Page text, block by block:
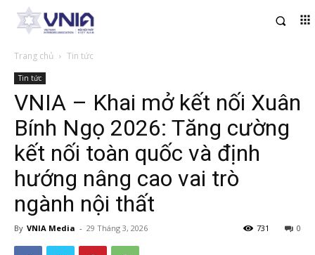
Trang chủ Tin tức
Tin tức
VNIA – Khai mở kết nối Xuân
Bính Ngọ 2026: Tăng cường
kết nối toàn quốc và định
hướng nâng cao vai trò
ngành nội thất
By VNIA Media - 29 Tháng 3, 2026 0
731